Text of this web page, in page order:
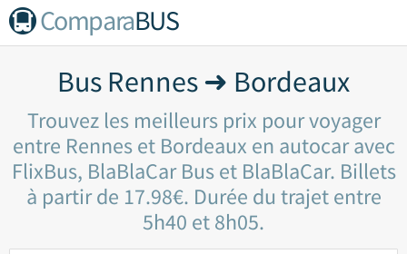
ComparaBUS
Bus Rennes ➜ Bordeaux
Trouvez les meilleurs prix pour voyager
entre Rennes et Bordeaux en autocar avec
FlixBus, BlaBlaCar Bus et BlaBlaCar. Billets
à partir de 17.98€. Durée du trajet entre
5h40 et 8h05.